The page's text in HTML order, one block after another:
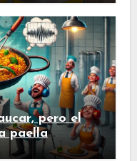
pero el
paella
que hacer